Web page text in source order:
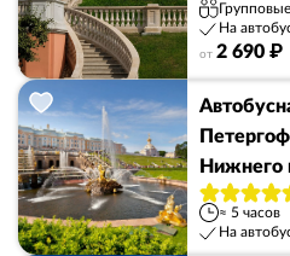
Групповые
На
от 2 690 ₽
Нижнего
≈ 5 часов
На